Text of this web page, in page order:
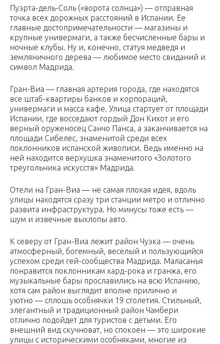
Пуэрта-дель-Соль («ворота солнца») — отправная
точка всех дорожных расстояний в Испании. Ее
главные достопримечательности — магазины и
крупные универмаги, а также бесчисленные бары и
ночные клубы. Ну и, конечно, статуя медведя и
земляничного дерева — любимое место свиданий и
символ Мадрида.
Гран-Виа — главная артерия города, где находятся
все штаб-квартиры банков и корпораций,
универмаги и масса кафе. Улица стартует от площади
Испании, где восседают гордый Дон Кихот и его
верный оруженосец Санчо Панса, а заканчивается на
площади Сибелес, знаменитой среди всех
поклонников испанской живописи. Ведь именно на
ней находится верхушка знаменитого «Золотого
треугольника искусств» Мадрида.
Отели на Гран-Виа — не самая плохая идея, вдоль
улицы находятся сразу три станции метро и отлично
развита инфраструктура. Но минусы тоже есть —
шум и извечные выхлопы авто.
К северу от Гран-Виа лежит район Чуэка — очень
атмосферный, богемный, веселый и пользующийся
успехом среди гей-сообщества Мадрида. Маласанья
понравится поклонникам хард-рока и гранжа, его
музыкальные бары прославились на всю Испанию,
хотя сам район выглядит вполне прилично и
уютно — сплошь особнячки 19 столетия. Стильный,
элегантный и традиционный район Чамбери
отлично подойдет для туристов с детьми. Его
внешний вид скучноват, но спокоен — это широкие
улицы с историческими особняками, многие из